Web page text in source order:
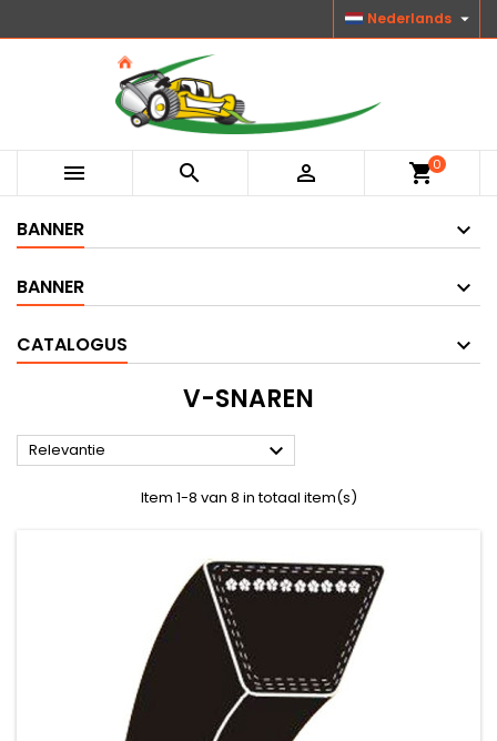
Nederlands 
   shopping_cart0
BANNER
BANNER
CATALOGUS
V-SNAREN
Relevantie 
Item 1-8 van 8 in totaal item(s)